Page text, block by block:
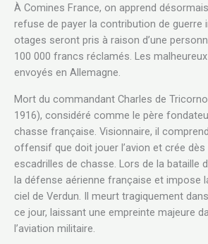
À Comines France, on apprend
refuse de payer la contribution de guerre
otages seront pris à raison d’une
100 000 francs réclamés. Les
envoyés en Allemagne.
Mort du commandant Charles de
1916), considéré comme le père
chasse française. Visionnaire, il
offensif que doit jouer l’avion et crée
escadrilles de chasse. Lors de la bataille
la défense aérienne française et impose
ciel de Verdun. Il meurt tragiquement
ce jour, laissant une empreinte majeure
l’aviation militaire.